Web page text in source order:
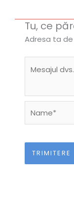
Tu, ce
Adresa ta